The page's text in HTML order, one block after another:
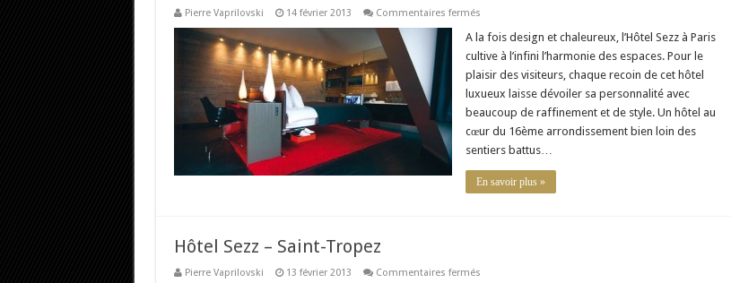
Pierre Vaprilovski 14 février 2013 Commentaires ferméssur
Sezz
Paris
A la fois design et chaleureux, l’Hôtel Sezz à Paris
cultive à l’infini l’harmonie des espaces. Pour le
plaisir des visiteurs, chaque recoin de cet hôtel
luxueux laisse dévoiler sa personnalité avec
beaucoup de raffinement et de style. Un hôtel au
cœur du 16ème arrondissement bien loin des
sentiers battus…
En savoir plus »
Hôtel Sezz – Saint-Tropez
Pierre Vaprilovski 13 février 2013 Commentaires ferméssur